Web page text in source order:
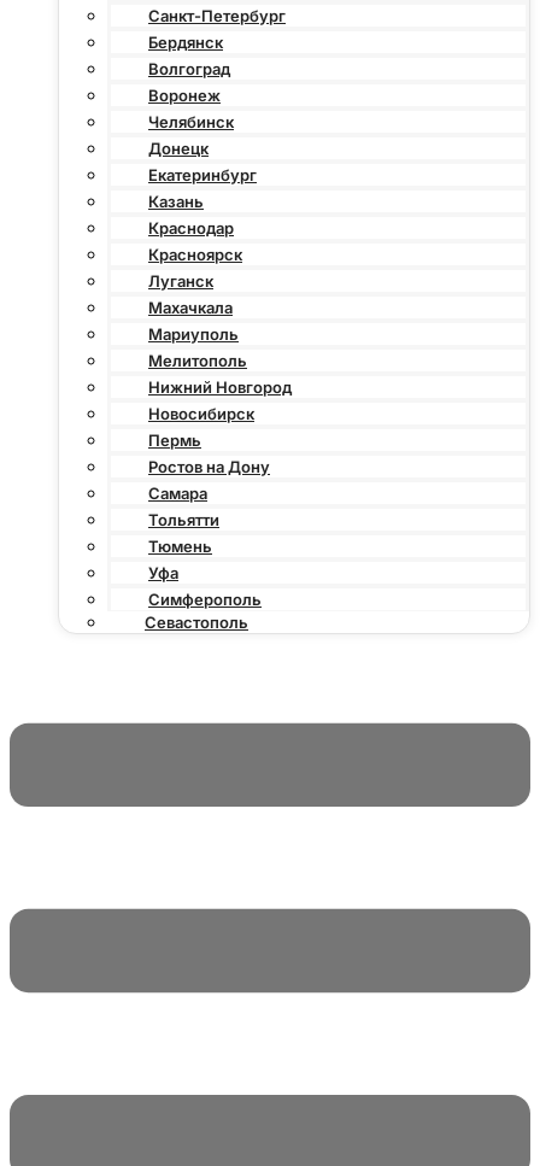
Санкт-Петербург
Бердянск
Волгоград
Воронеж
Челябинск
Донецк
Екатеринбург
Казань
Краснодар
Красноярск
Луганск
Махачкала
Мариуполь
Мелитополь
Нижний Новгород
Новосибирск
Пермь
Ростов на Дону
Самара
Тольятти
Тюмень
Уфа
Симферополь
Севастополь